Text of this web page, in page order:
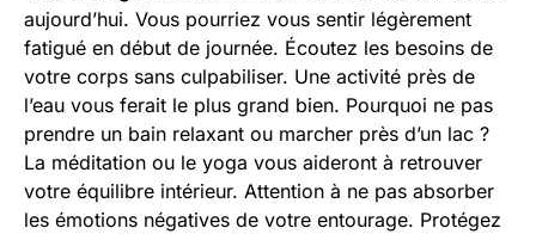
aujourd’hui. Vous pourriez vous sentir légèrement
fatigué en début de journée. Écoutez les besoins de
votre corps sans culpabiliser. Une activité près de
l’eau vous ferait le plus grand bien. Pourquoi ne pas
prendre un bain relaxant ou marcher près d’un lac ?
La méditation ou le yoga vous aideront à retrouver
votre équilibre intérieur. Attention à ne pas absorber
les émotions négatives de votre entourage. Protégez